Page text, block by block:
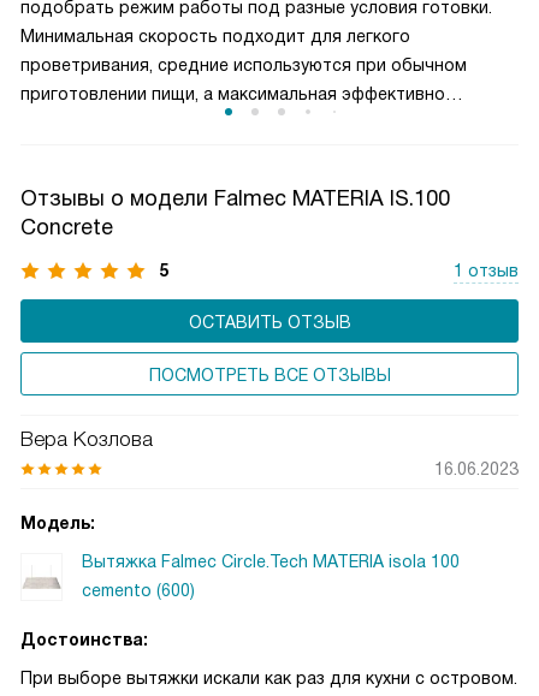
подобрать режим работы под разные условия готовки.
Минимальная скорость подходит для легкого
проветривания, средние используются при обычном
приготовлении пищи, а максимальная эффективно
может гибко управлять мощностью вытяжки, снижая
энергопотребление и продлевая срок службы двигателя,
сохраняя комфортную атмосферу на кухне.
Отзывы о модели Falmec MATERIA IS.100
Concrete
5 1 отзыв
ОСТАВИТЬ ОТЗЫВ
ПОСМОТРЕТЬ ВСЕ ОТЗЫВЫ
Вера Козлова
16.06.2023
Модель:
Вытяжка Falmec Circle.Tech MATERIA isola 100
cemento (600)
Достоинства:
При выборе вытяжки искали как раз для кухни с островом.